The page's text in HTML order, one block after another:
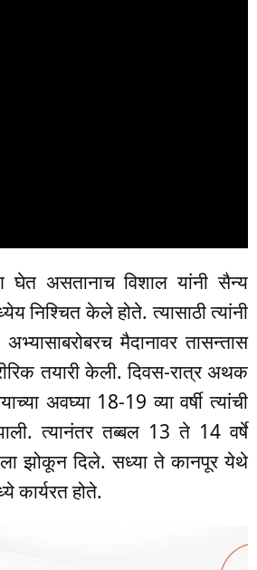
घेत असतानाच विशाल यांनी सैन्य
निश्चित केले होते. त्यासाठी त्यांनी
मैदानावर तासन्तास
तयारी केली. दिवस-रात्र अथक
अवघ्या 18-19 व्या वर्षी त्यांची
त्यानंतर तब्बल 13 ते 14 वर्षे
झोकून दिले. सध्या ते कानपूर येथे
कार्यरत होते.